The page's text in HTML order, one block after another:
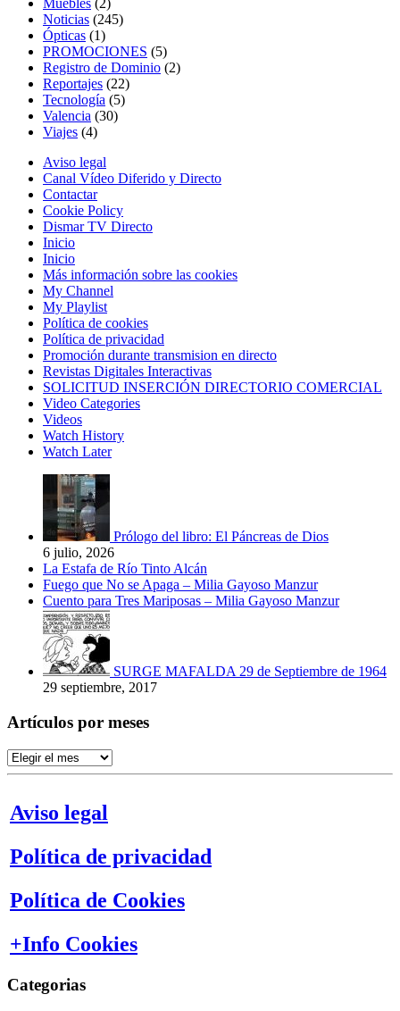
Muebles (2)
Noticias (245)
Ópticas (1)
PROMOCIONES (5)
Registro de Dominio (2)
Reportajes (22)
Tecnología (5)
Valencia (30)
Viajes (4)
Aviso legal
Canal Vídeo Diferido y Directo
Contactar
Cookie Policy
Dismar TV Directo
Inicio
Inicio
Más información sobre las cookies
My Channel
My Playlist
Política de cookies
Política de privacidad
Promoción durante transmision en directo
Revistas Digitales Interactivas
SOLICITUD INSERCIÓN DIRECTORIO COMERCIAL
Video Categories
Videos
Watch History
Watch Later
Prólogo del libro: El Páncreas de Dios
6 julio, 2026
La Estafa de Río Tinto Alcán
Fuego que No se Apaga – Milia Gayoso Manzur
Cuento para Tres Mariposas – Milia Gayoso Manzur
SURGE MAFALDA 29 de Septiembre de 1964
29 septiembre, 2017
Artículos por meses
Artículos
por
Aviso legal
Política de privacidad
Política de Cookies
+Info Cookies
Categorias